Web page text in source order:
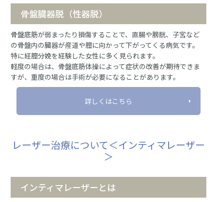
骨盤臓器脱（性器脱）
骨盤底筋が弱まったり損傷することで、直腸や膀胱、子宮など
の骨盤内の臓器が産道や膣に向かって下がってくる病気です。
特に経膣分娩を経験した女性に多く見られます。
軽度の場合は、骨盤底筋体操によって症状の改善が期待できま
すが、重度の場合は手術が必要になることがあります。
詳しくはこちら
レーザー治療について＜インティマレーザー
＞
インティマレーザーとは